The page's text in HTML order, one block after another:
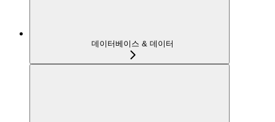
데이터베이스 & 데이터